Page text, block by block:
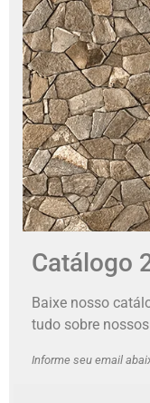
Catálogo
Baixe nosso
tudo sobre
Informe seu email